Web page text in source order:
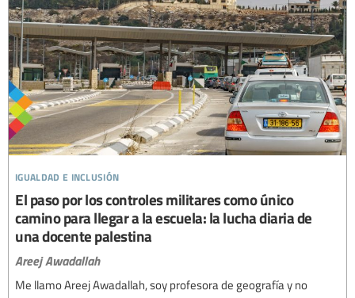
igualdad e inclusión
El paso por los controles militares como único
camino para llegar a la escuela: la lucha diaria de
una docente palestina
Areej Awadallah
Me llamo Areej Awadallah, soy profesora de geografía y no